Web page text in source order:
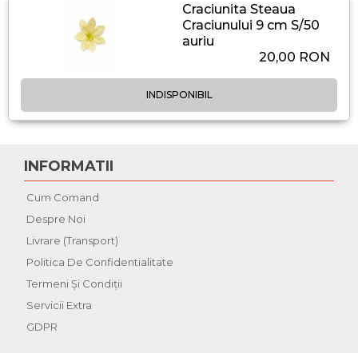
Craciunita Steaua
Craciunului 9 cm S/50
auriu
20,00 RON
INDISPONIBIL
INFORMATII
Cum Comand
Despre Noi
Livrare (Transport)
Politica De Confidentialitate
Termeni Şi Condiţii
Servicii Extra
GDPR